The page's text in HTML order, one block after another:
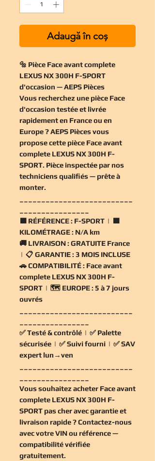
Adaugă în coș
🔩 Pièce Face avant complete
LEXUS NX 300H F-SPORT
d'occasion — AEPS Pièces
Vous recherchez une pièce Face
d'occasion testée et livrée
rapidement en France ou en
Europe ? AEPS Pièces vous
propose cette pièce Face avant
complete LEXUS NX 300H F-
SPORT. Pièce inspectée par nos
techniciens qualifiés — prête à
monter.
🟧 RÉFÉRENCE : F-SPORT | 🟧
KILOMÉTRAGE : N/A km
🚚 LIVRAISON : GRATUITE France
| 📋 GARANTIE : 3 MOIS INCLUSE
🚗COMPATIBILITÉ : Face avant
complete LEXUS NX 300H F-
SPORT | 🗺️ EUROPE : 5 à 7 jours
ouvrés
✅Testé & contrôlé | ✅ Palette
sécurisée | ✅Suivi fourni | ✅SAV
expert lun→ven
Vous souhaitez acheter Face avant
complete LEXUS NX 300H F-
SPORT pas cheravec garantie et
livraison rapide ? Contactez-nous
avec votre VIN ou référence —
compatibilité vérifiée
gratuitement.